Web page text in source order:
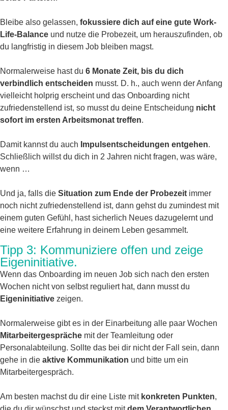
Bleibe also gelassen, fokussiere dich auf eine gute Work-
Life-Balance und nutze die Probezeit, um herauszufinden, ob
du langfristig in diesem Job bleiben magst.
Normalerweise hast du 6 Monate Zeit, bis du dich
verbindlich entscheiden musst. D. h., auch wenn der Anfang
vielleicht holprig erscheint und das Onboarding nicht
zufriedenstellend ist, so musst du deine Entscheidung nicht
sofort im ersten Arbeitsmonat treffen.
Damit kannst du auch Impulsentscheidungen entgehen.
Schließlich willst du dich in 2 Jahren nicht fragen, was wäre,
wenn …
Und ja, falls die Situation zum Ende der Probezeit immer
noch nicht zufriedenstellend ist, dann gehst du zumindest mit
einem guten Gefühl, hast sicherlich Neues dazugelernt und
eine weitere Erfahrung in deinem Leben gesammelt.
Tipp 3: Kommuniziere offen und zeige
Eigeninitiative.
Wenn das Onboarding im neuen Job sich nach den ersten
Wochen nicht von selbst reguliert hat, dann musst du
Eigeninitiative zeigen.
Normalerweise gibt es in der Einarbeitung alle paar Wochen
Mitarbeitergespräche mit der Teamleitung oder
Personalabteilung. Sollte das bei dir nicht der Fall sein, dann
gehe in die aktive Kommunikation und bitte um ein
Mitarbeitergespräch.
Am besten machst du dir eine Liste mit konkreten Punkten,